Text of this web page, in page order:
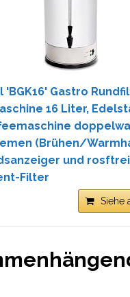
'BGK16' Gastro
16 Liter,
(Brühen/
und
Filter
Siehe